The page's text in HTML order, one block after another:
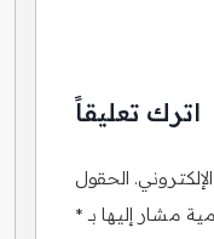
اترك تعليقاً
الحقول
مشار إليها بـ *